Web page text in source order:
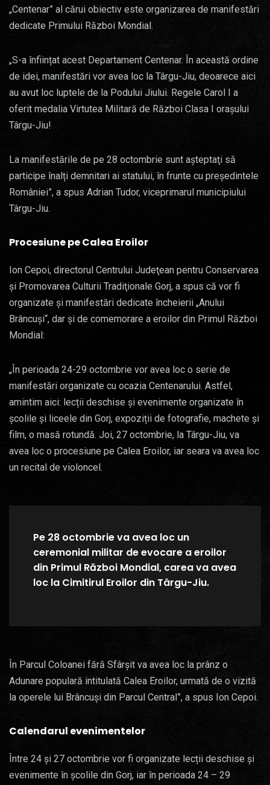
„Centenar” al cărui obiectiv este organizarea de manifestări
dedicate Primului Război Mondial.
„S-a înființat acest Departament Centenar. În această ordine
de idei, manifestări vor avea loc la Târgu-Jiu, deoarece aici
au avut loc luptele de la Podului Jiului. Regele Carol I a
oferit medalia Virtutea Militară de Război Clasa I orașului
Târgu-Jiu!
La manifestările de pe 28 octombrie sunt aşteptaţi să
participe înalți demnitari ai statului, în frunte cu preşedintele
României”, a spus Adrian Tudor, viceprimarul municipiului
Târgu-Jiu.
Procesiune pe Calea Eroilor
Ion Cepoi, directorul Centrului Judeţean pentru Conservarea
şi Promovarea Culturii Tradiţionale Gorj, a spus că vor fi
organizate şi manifestări dedicate încheierii „Anului
Brâncuşi“, dar și de comemorare a eroilor din Primul Război
Mondial:
„În perioada 24-29 octombrie vor avea loc o serie de
manifestări organizate cu ocazia Centenarului. Astfel,
amintim aici: lecții deschise și evenimente organizate în
școlile și liceele din Gorj, expoziții de fotografie, machete și
film, o masă rotundă. Joi, 27 octombrie, la Târgu-Jiu, va
avea loc o procesiune pe Calea Eroilor, iar seara va avea loc
un recital de violoncel.
Pe 28 octombrie va avea loc un
ceremonial militar de evocare a eroilor
din Primul Război Mondial, carea va avea
loc la Cimitirul Eroilor din Târgu-Jiu.
În Parcul Coloanei fără Sfârșit va avea loc la prânz o
Adunare populară intitulată Calea Eroilor, urmată de o vizită
la operele lui Brâncuși din Parcul Central”, a spus Ion Cepoi.
Calendarul evenimentelor
Între 24 și 27 octombrie vor fi organizate lecții deschise și
evenimente în școlile din Gorj, iar în perioada 24 – 29